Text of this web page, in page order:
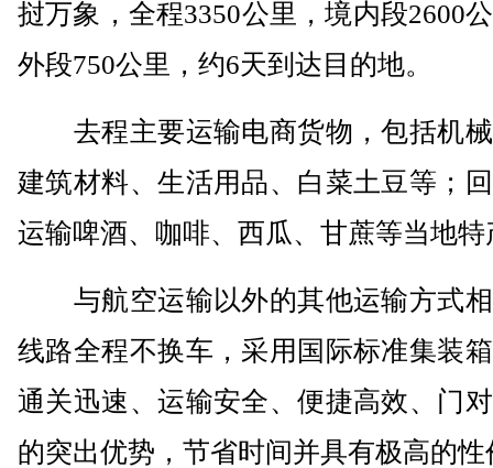
挝万象，全程3350公里，境内段2600
外段750公里，约6天到达目的地。
去程主要运输电商货物，包括机
建筑材料、生活用品、白菜土豆等；
运输啤酒、咖啡、西瓜、甘蔗等当地特
与航空运输以外的其他运输方式
线路全程不换车，采用国际标准集装
通关迅速、运输安全、便捷高效、门
的突出优势，节省时间并具有极高的性